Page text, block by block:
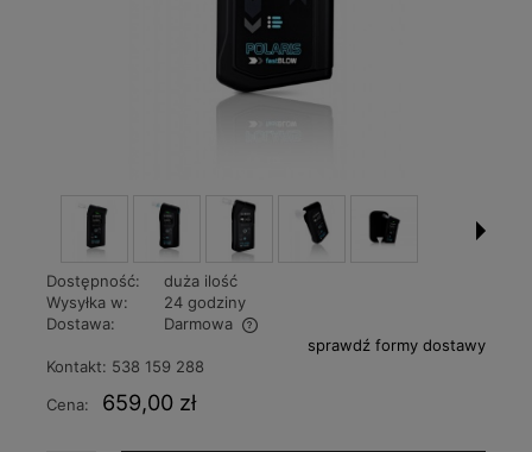
Dostępność:
duża ilość
Wysyłka w:
24 godziny
Dostawa:
Darmowa
Cena nie zawiera ewentualnych kosztów płatności
sprawdź formy dostawy
Kontakt: 538 159 288
Cena:
659,00 zł